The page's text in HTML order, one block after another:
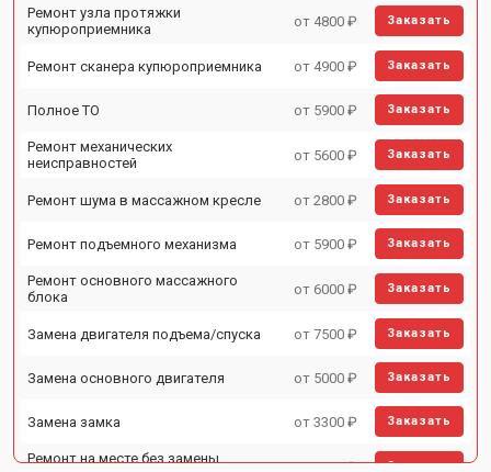
Ремонт узла протяжки
купюроприемника
от 4800 ₽ Заказать
Ремонт сканера купюроприемника от 4900 ₽ Заказать
Полное ТО от 5900 ₽ Заказать
Ремонт механических
неисправностей
от 5600 ₽ Заказать
Ремонт шума в массажном кресле от 2800 ₽ Заказать
Ремонт подъемного механизма от 5900 ₽ Заказать
Ремонт основного массажного
блока
от 6000 ₽ Заказать
Замена двигателя подъема/спуска от 7500 ₽ Заказать
Замена основного двигателя от 5000 ₽ Заказать
Замена замка от 3300 ₽ Заказать
Ремонт на месте без замены
от 3200 ₽ Заказать